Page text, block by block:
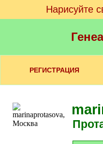
Нарисуйте
РЕГИСТРАЦИЯ